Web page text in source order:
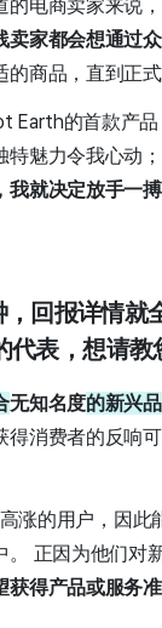
电商卖家来说
卖家都会想通过
商品，直到正
Earth的首款产
特魅力令我心动
就决定放手一搏
回报详情就
表，想请教
无知名度的新兴
得消费者的反响
涨的用户，因此
。 正因为他们对
获得产品或服务